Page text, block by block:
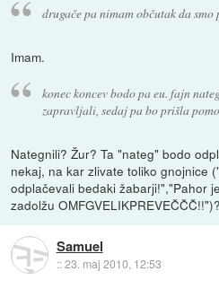
drugače pa nimam občutak da
Imam.
konec koncev bodo pa eu. fajn
zapravljali, sedaj pa bo prišla
Nategnili? Žur? Ta "nateg" bodo
nekaj, na kar zlivate toliko gnojnice
odplačevali bedaki žabarji!","Pahor
zadolžu OMFGVELIKPREVEČČČ!!")?
Samuel
::23. maj 2010, 12:53